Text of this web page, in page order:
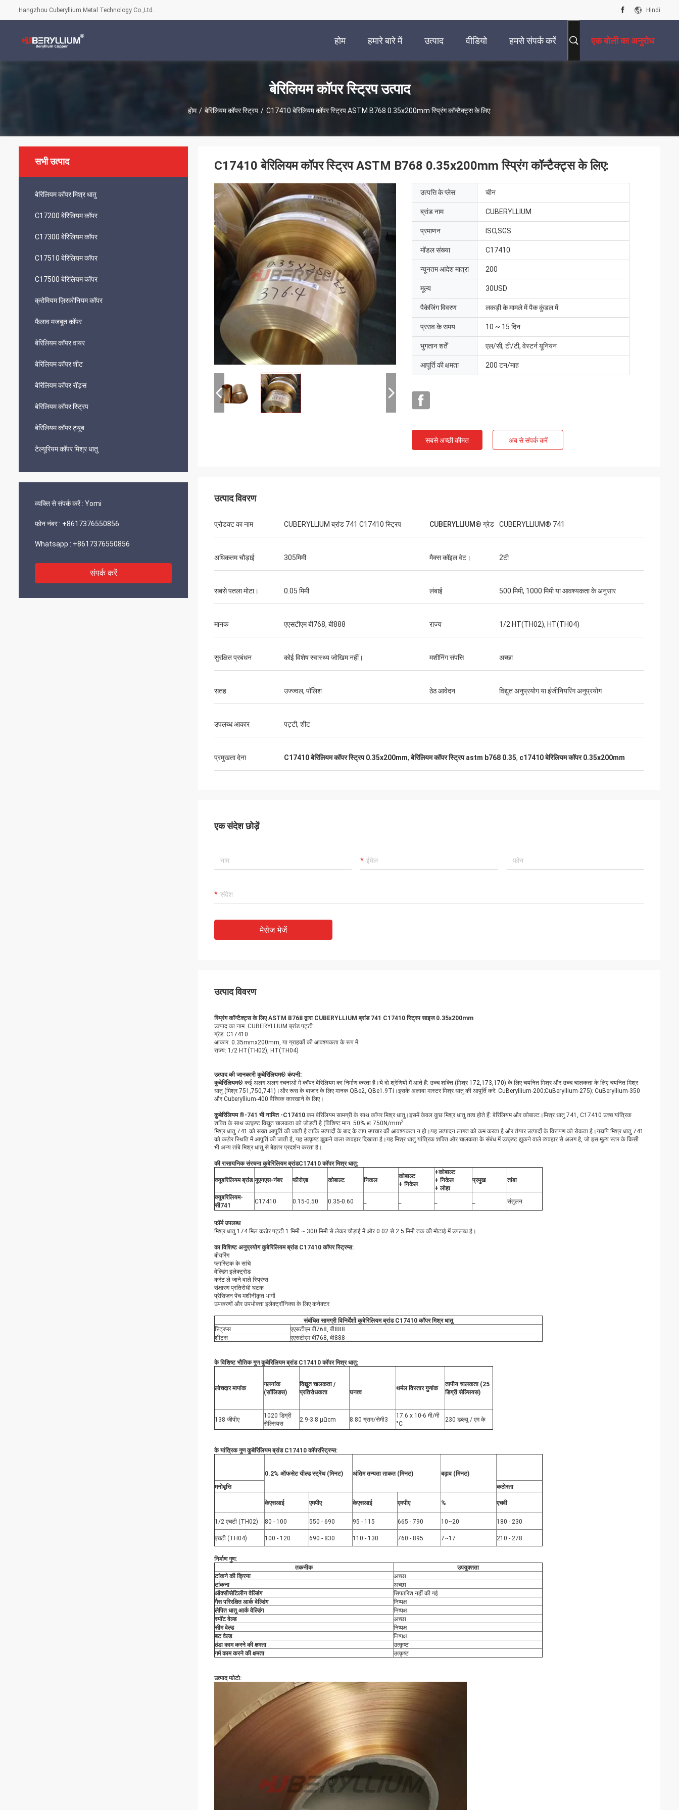
Hangzhou Cuberyllium Metal Technology Co.,Ltd. Hindi
होम हमारे बारे में उत्पाद वीडियो हमसे संपर्क करें एक बोली का अनुरोध
बेरिलियम कॉपर स्ट्रिप उत्पाद
होम / बेरिलियम कॉपर स्ट्रिप / C17410 बेरिलियम कॉपर स्ट्रिप ASTM B768 0.35x200mm स्प्रिंग कॉन्टैक्ट्स के लिए:
सभी उत्पाद
बेरिलियम कॉपर मिश्र धातु
C17200 बेरिलियम कॉपर
C17300 बेरिलियम कॉपर
C17510 बेरिलियम कॉपर
C17500 बेरिलियम कॉपर
क्रोमियम ज़िरकोनियम कॉपर
फैलाव मजबूत कॉपर
बेरिलियम कॉपर वायर
बेरिलियम कॉपर शीट
बेरिलियम कॉपर रॉड्स
बेरिलियम कॉपर स्ट्रिप
बेरिलियम कॉपर ट्यूब
टेल्यूरियम कॉपर मिश्र धातु
व्यक्ति से संपर्क करें : Yomi
फ़ोन नंबर : +8617376550856
Whatsapp : +8617376550856
संपर्क करें
C17410 बेरिलियम कॉपर स्ट्रिप ASTM B768 0.35x200mm स्प्रिंग कॉन्टैक्ट्स के लिए:
उत्पत्ति के प्लेस चीन
ब्रांड नाम CUBERYLLIUM
प्रमाणन ISO,SGS
मॉडल संख्या C17410
न्यूनतम आदेश मात्रा 200
मूल्य 30USD
पैकेजिंग विवरण लकड़ी के मामले में पैक कुंडल में
प्रसव के समय 10 ~ 15 दिन
भुगतान शर्तें एल/सी, टी/टी, वेस्टर्न यूनियन
आपूर्ति की क्षमता 200 टन/माह
सबसे अच्छी कीमत अब से संपर्क करें
उत्पाद विवरण
प्रोडक्ट का नाम CUBERYLLIUM ब्रांड 741 C17410 स्ट्रिप CUBERYLLIUM® ग्रेड CUBERYLLIUM® 741
अधिकतम चौड़ाई 305मिमी मैक्स कॉइल वेट। 2टी
सबसे पतला मोटा। 0.05 मिमी लंबाई 500 मिमी, 1000 मिमी या आवश्यकता के अनुसार
मानक एएसटीएम बी768, बी888 राज्य 1/2 HT(TH02), HT(TH04)
सुरक्षित प्रबंधन कोई विशेष स्वास्थ्य जोखिम नहीं। मशीनिंग संपत्ति अच्छा
सतह उज्ज्वल, पॉलिश ठेठ आवेदन विद्युत अनुप्रयोग या इंजीनियरिंग अनुप्रयोग
उपलब्ध आकार पट्टी, शीट
प्रमुखता देना C17410 बेरिलियम कॉपर स्ट्रिप 0.35x200mm,बेरिलियम कॉपर स्ट्रिप astm b768 0.35, c17410 बेरिलियम कॉपर 0.35x200mm
एक संदेश छोड़ें
मेसेज भेजें
उत्पाद विवरण
स्प्रिंग कॉन्टैक्ट्स के लिए ASTM B768 द्वारा CUBERYLLIUM ब्रांड 741 C17410 स्ट्रिप साइज 0.35x200mm
उत्पाद का नाम: CUBERYLLIUM ब्रांड पट्टी
ग्रेड: C17410
आकार: 0.35mmx200mm, या ग्राहकों की आवश्यकता के रूप में
राज्य: 1/2 HT(TH02), HT(TH04)
उत्पाद की जानकारीकुबेरिलियम® कंपनी:
कुबेरिलियम® कई अलग-अलग रचनाओं में कॉपर बेरिलियम का निर्माण करता है।ये दो श्रेणियों में आते हैं: उच्च शक्ति (मिश्र 172,173,170) के लिए चयनित मिश्र और उच्च चालकता के लिए चयनित मिश्र
धातु (मिश्र 751,750,741)।और रूस के बाजार के लिए मानक QBe2, QBe1.9Ti।इसके अलावा मास्टर मिश्र धातु की आपूर्ति करें: CuBeryllium-200;CuBeryllium-275); CuBeryllium-350
और Cuberyllium-400 वैश्विक कारखाने के लिए।
कुबेरिलियम®-741 भी नामित -C17410 कम बेरिलियम सामग्री के साथ कॉपर मिश्र धातु।इसमें केवल कुछ मिश्र धातु तत्व होते हैं: बेरिलियम और कोबाल्ट।मिश्र धातु 741, C17410 उच्च यांत्रिक
शक्ति के साथ उत्कृष्ट विद्युत चालकता को जोड़ती है (विशिष्ट मान: 50% et 750N/mm2 .
मिश्र धातु 741 को सख्त आपूर्ति की जाती है ताकि उत्पादों के बाद के ताप उपचार की आवश्यकता न हो।यह उत्पादन लागत को कम करता है और तैयार उत्पादों के विरूपण को रोकता है।यद्यपि मिश्र धातु 741
को कठोर स्थिति में आपूर्ति की जाती है, यह उत्कृष्ट झुकने वाला व्यवहार दिखाता है।यह मिश्र धातु यांत्रिक शक्ति और चालकता के संबंध में उत्कृष्ट झुकने वाले व्यवहार से अलग है, जो इस मूल्य स्तर के किसी
भी अन्य तांबे मिश्र धातु से बेहतर प्रदर्शन करता है।
की रासायनिक संरचनाकुबेरिलियम ब्रांडC17410 कॉपर मिश्र धातु:
क्यूबरिलियम ब्रांड यूएनएस-नंबर फीरोज़ा कोबाल्ट निकल
कोबाल्ट
+ निकेल
+कोबाल्ट
+ निकेल
+ लोहा
प्रमुख तांबा
क्यूबरिलियम-
सी741
C17410 0.15-0.50 0.35-0.60 संतुलन
फॉर्म उपलब्ध
मिश्र धातु 174 मिल कठोर पट्टी 1 मिमी ~ 300 मिमी से लेकर चौड़ाई में और 0.02 से 2.5 मिमी तक की मोटाई में उपलब्ध है।
का विशिष्ट अनुप्रयोगकुबेरिलियम ब्रांड C17410 कॉपर स्ट्रिप्स:
बीयरिंग
प्लास्टिक के सांचे
वेल्डिंग इलेक्ट्रोड
करंट ले जाने वाले स्प्रिंग्स
संक्षारण प्रतिरोधी घटक
प्रेसिजन पेंच मशीनीकृत भागों
उपकरणों और उपभोक्ता इलेक्ट्रॉनिक्स के लिए कनेक्टर
संबंधित सामग्री विनिर्देशोंकुबेरिलियम ब्रांड C17410 कॉपर मिश्र धातु
स्ट्रिप्स
एएसटीएम बी768, बी888
शीट्स
एएसटीएम बी768, बी888
के विशिष्ट भौतिक गुणकुबेरिलियम ब्रांड C17410 कॉपर मिश्र धातु:
लोचदार मापांक
गलनांक
(सॉलिडस)
विद्युत चालकता /
प्रतिरोधकता
घनत्व
थर्मल विस्तार गुणांक
तापीय चालकता (25
डिग्री सेल्सियस)
138 जीपीए
1020 डिग्री
सेल्सियस
2.9-3.8 μΩcm 8.80 ग्राम/सेमी3
17.6 x 10-6 मी/मी
°C
230 डब्ल्यू / एम के
के यांत्रिक गुणकुबेरिलियम ब्रांड C17410 कॉपरस्ट्रिप्स:
0.2% ऑफसेट यील्ड स्ट्रेंथ (मिनट) अंतिम तन्यता ताकत (मिनट)
बढ़ाव (मिनट)
मनोवृत्ति
कठोरता
केएसआई एमपीए केएसआई एमपीए % एचवी
1/2 एचटी (TH02) 80 - 100 550 - 690 95 - 115 665 - 790 10~20 180 - 230
एचटी (TH04) 100 - 120 690 - 830 110 - 130 760 - 895 7~17 210 - 278
निर्माण गुण:
तकनीक
उपयुक्तता
टांकने की क्रिया
अच्छा
टांकना
अच्छा
ऑक्सीसेटिलीन वेल्डिंग
सिफारिश नहीं की गई
गैस परिरक्षित आर्क वेल्डिंग
निष्पक्ष
लेपित धातु आर्क वेल्डिंग
निष्पक्ष
स्पॉट वेल्ड
अच्छा
सीम वेल्ड
निष्पक्ष
बट वेल्ड
निष्पक्ष
ठंडा काम करने की क्षमता
उत्कृष्ट
गर्म काम करने की क्षमता
उत्कृष्ट
उत्पाद फोटो: